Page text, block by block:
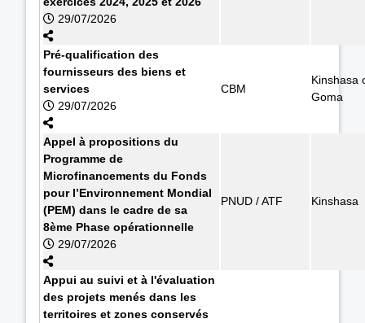
29/07/2026
Pré-qualification des
fournisseurs des biens et
services
29/07/2026
CBM
Kinshasa
Goma
Appel à propositions du
Programme de
Microfinancements du Fonds
pour l’Environnement Mondial
(PEM) dans le cadre de sa
8ème Phase opérationnelle
29/07/2026
PNUD / ATF Kinshasa
Appui au suivi et à l'évaluation
des projets menés dans les
territoires et zones conservés